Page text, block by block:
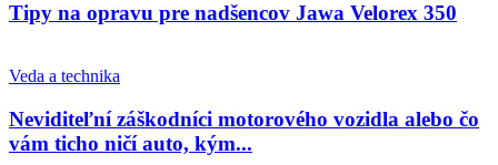
Tipy na opravu pre nadšencov Jawa Velorex 350
Veda a technika
Neviditeľní záškodníci motorového vozidla alebo čo
vám ticho ničí auto, kým...